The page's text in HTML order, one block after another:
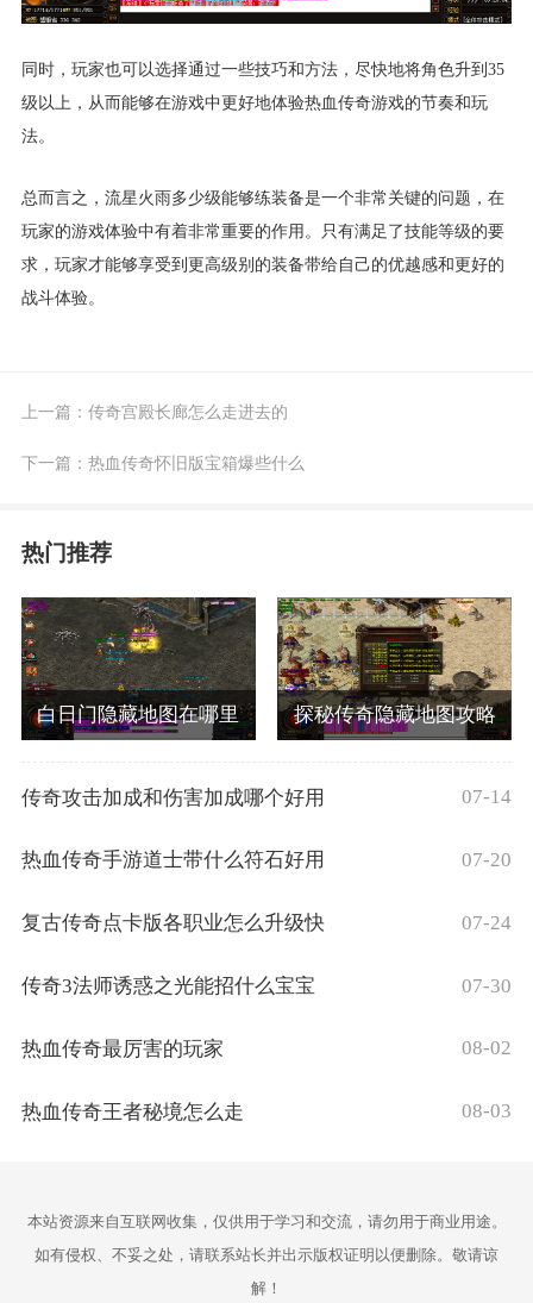
同时，玩家也可以选择通过一些技巧和方法，尽快地将角色升到35
级以上，从而能够在游戏中更好地体验热血传奇游戏的节奏和玩
法。
总而言之，流星火雨多少级能够练装备是一个非常关键的问题，在
玩家的游戏体验中有着非常重要的作用。只有满足了技能等级的要
求，玩家才能够享受到更高级别的装备带给自己的优越感和更好的
战斗体验。
上一篇： 传奇宫殿长廊怎么走进去的
下一篇： 热血传奇怀旧版宝箱爆些什么
热门推荐
白日门隐藏地图在哪里 探秘传奇隐藏地图攻略
传奇攻击加成和伤害加成哪个好用 07-14
热血传奇手游道士带什么符石好用 07-20
复古传奇点卡版各职业怎么升级快 07-24
传奇3法师诱惑之光能招什么宝宝 07-30
热血传奇最厉害的玩家 08-02
热血传奇王者秘境怎么走 08-03
本站资源来自互联网收集，仅供用于学习和交流，请勿用于商业用途。
如有侵权、不妥之处，请联系站长并出示版权证明以便删除。敬请谅
解！